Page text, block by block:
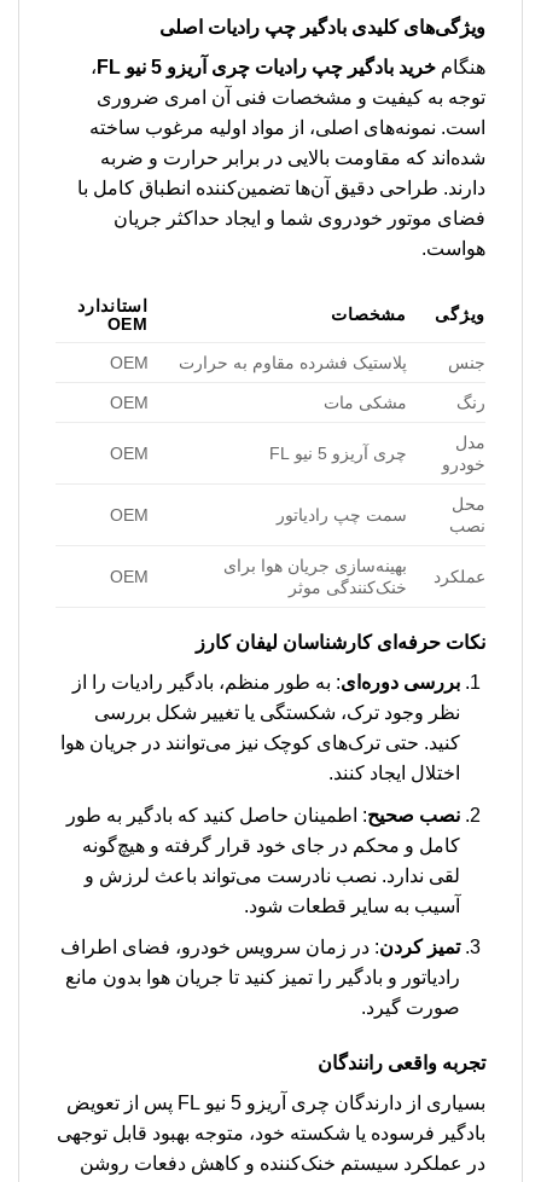
ویژگی‌های کلیدی بادگیر چپ رادیات اصلی
هنگام خرید بادگیر چپ رادیات چری آریزو 5 نیو FL
،
توجه به کیفیت و مشخصات فنی آن امری ضروری
است. نمونه‌های اصلی، از مواد اولیه مرغوب ساخته
شده‌اند که مقاومت بالایی در برابر حرارت و ضربه
دارند. طراحی دقیق آن‌ها تضمین‌کننده انطباق کامل با
فضای موتور خودروی شما و ایجاد حداکثر جریان
هواست.
ویژگی مشخصات
استاندارد
OEM
جنس
پلاستیک فشرده مقاوم به حرارت OEM
رنگ مشکی مات OEM
مدل
خودرو
چری آریزو 5 نیو FL OEM
محل
نصب
سمت چپ رادیاتور OEM
عملکرد
بهینه‌سازی جریان هوا برای
خنک‌کنندگی موثر
OEM
نکات حرفه‌ای کارشناسان لیفان کارز
بررسی دوره‌ای: به طور منظم، بادگیر رادیات را از
نظر وجود ترک، شکستگی یا تغییر شکل بررسی
کنید. حتی ترک‌های کوچک نیز می‌توانند در جریان هوا
اختلال ایجاد کنند.
نصب صحیح: اطمینان حاصل کنید که بادگیر به طور
کامل و محکم در جای خود قرار گرفته و هیچ‌گونه
لقی ندارد. نصب نادرست می‌تواند باعث لرزش و
آسیب به سایر قطعات شود.
تمیز کردن: در زمان سرویس خودرو، فضای اطراف
رادیاتور و بادگیر را تمیز کنید تا جریان هوا بدون مانع
صورت گیرد.
تجربه واقعی رانندگان
بسیاری از دارندگان چری آریزو 5 نیو FL پس از تعویض
بادگیر فرسوده یا شکسته خود، متوجه بهبود قابل توجهی
در عملکرد سیستم خنک‌کننده و کاهش دفعات روشن